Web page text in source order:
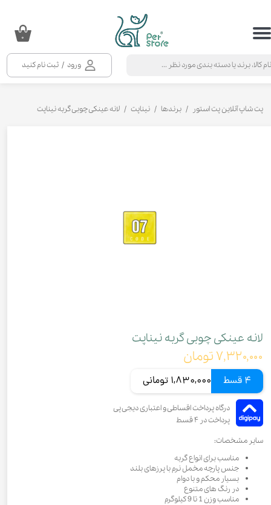
ورود / ثبت نام کنید
حساب کاربری من
خروج از حساب کاربری
۰
پت شاپ آنلاین پت استور برندها نیناپت لانه عینکی چوبی گربه نیناپت
لانه عینکی چوبی گربه نیناپت
۷,۳۲۰,۰۰۰ تومان
4 قسط 1,830,000 تومانی
سایر مشخصات:
مناسب برای انواع گربه
جنس پارچه مخمل نرم با پرزهای بلند
بسیار محکم و با دوام
در رنگ های متنوع
مناسب وزن 1 تا 9 کیلوگرم